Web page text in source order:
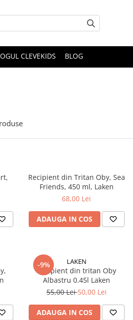
CLEVEKIDS BLOG
Recipient din Tritan Oby, Sea
Friends, 450 ml, Laken
68,00 Lei
ADAUGA IN COS
-9% LAKEN
Recipient din tritan Oby
Albastru 0.45l Laken
55,00 Lei50,00 Lei
ADAUGA IN COS